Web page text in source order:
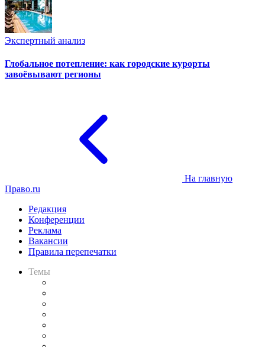
Экспертный анализ
Глобальное потепление: как городские курорты
завоёвывают регионы
На главную
Право.ru
Редакция
Конференции
Реклама
Вакансии
Правила перепечатки
Темы